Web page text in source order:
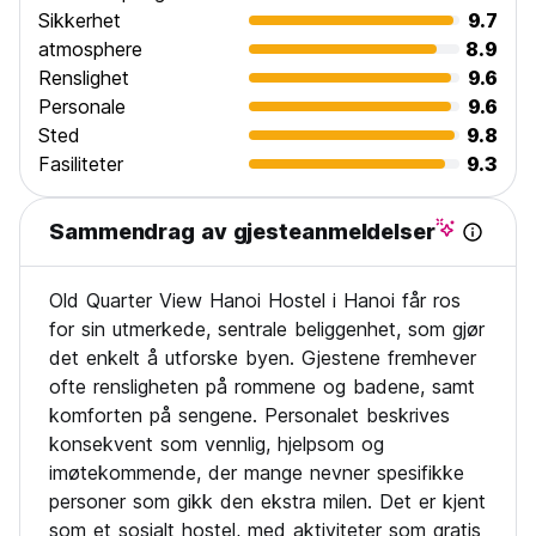
Sikkerhet
9.7
atmosphere
8.9
Renslighet
9.6
Personale
9.6
Sted
9.8
Fasiliteter
9.3
Sammendrag av gjesteanmeldelser
Old Quarter View Hanoi Hostel i Hanoi får ros
for sin utmerkede, sentrale beliggenhet, som gjør
det enkelt å utforske byen. Gjestene fremhever
ofte rensligheten på rommene og badene, samt
komforten på sengene. Personalet beskrives
konsekvent som vennlig, hjelpsom og
imøtekommende, der mange nevner spesifikke
personer som gikk den ekstra milen. Det er kjent
som et sosialt hostel, med aktiviteter som gratis